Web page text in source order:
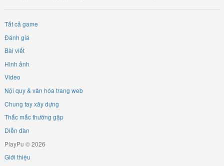
Tất cả game
Đánh giá
Bài viết
Hình ảnh
Video
Nội quy & văn hóa trang web
Chung tay xây dựng
Thắc mắc thường gặp
Diễn đàn
PlayPu © 2026
Giới thiệu